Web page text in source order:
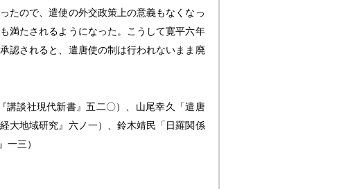
たので、遣使の外交政策上の意義もなくなっ
満たされるようになった。こうして寛平六年
認されると、遣唐使の制は行われないまま廃
講談社現代新書』五二〇）、山尾幸久「遣唐
大地域研究』六ノ一）、鈴木靖民「日羅関係
三）